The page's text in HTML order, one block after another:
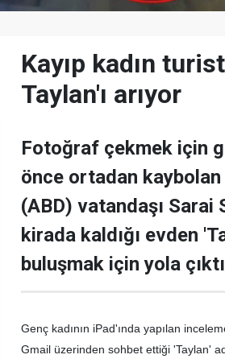
Kayıp kadın
Taylan'ı arıyor
Fotoğraf çekmek için
önce ortadan
(ABD) vatandaşı Sarai
kirada kaldığı evden
buluşmak için yola
Genç kadının iPad'ında yapılan
Gmail üzerinden sohbet ettiği 'Taylan'